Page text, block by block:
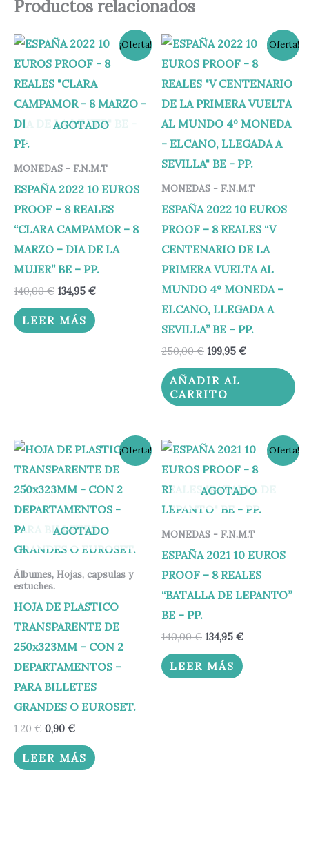
Productos relacionados
¡Oferta!
AGOTADO
MONEDAS - F.N.M.T
ESPAÑA 2022 10 EUROS
PROOF – 8 REALES
“CLARA CAMPAMOR – 8
MARZO – DIA DE LA
MUJER” BE – PP.
140,00€
El
precio
original
era:
140,00 €.
134,95 €
El
precio
actual
134,95 €.
LEER MÁS
¡Oferta!
MONEDAS - F.N.M.T
ESPAÑA 2022 10 EUROS
PROOF – 8 REALES “V
CENTENARIO DE LA
PRIMERA VUELTA AL
MUNDO 4º MONEDA –
ELCANO, LLEGADA A
SEVILLA” BE – PP.
250,00€
El
precio
original
era:
250,00 €.
199,95 €
El
precio
actual
es:
199,95 €.
AÑADIR AL
CARRITO
¡Oferta!
AGOTADO
Álbumes, Hojas, capsulas y
estuches.
HOJA DE PLASTICO
TRANSPARENTE DE
250x323MM – CON 2
DEPARTAMENTOS –
PARA BILLETES
GRANDES O EUROSET.
1,20€
El
precio
original
era:
1,20 €.
0,90 €
El
precio
actual
es:
0,90 €.
LEER MÁS
¡Oferta!
AGOTADO
MONEDAS - F.N.M.T
ESPAÑA 2021 10 EUROS
PROOF – 8 REALES
“BATALLA DE LEPANTO”
BE – PP.
140,00€
El
precio
original
140,00 €.
134,95 €
El
precio
actual
134,95 €.
LEER MÁS